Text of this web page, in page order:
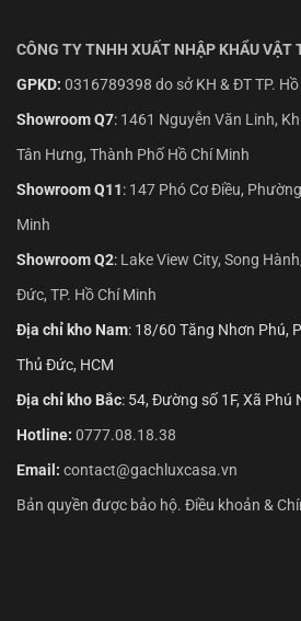
CÔNG TY TNHH XUẤT NHẬP KHẨU VẬT
GPKD: 0316789398 do sở KH & ĐT TP.
Showroom Q7: 1461 Nguyễn Văn Linh,
Tân Hưng, Thành Phố Hồ Chí Minh
Showroom Q11: 147 Phó Cơ Điều,
Minh
Showroom Q2: Lake View City, Song
Đức, TP. Hồ Chí Minh
Địa chỉ kho Nam: 18/60 Tăng Nhơn Phú,
Thủ Đức, HCM
Địa chỉ kho Bắc: 54, Đường số 1F, Xã Phú
Hotline: 0777.08.18.38
Email: contact@gachluxcasa.vn
Bản quyền được bảo hộ. Điều khoản &